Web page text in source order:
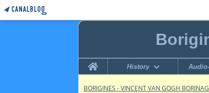
Home
History
BORIGINES - VINCENT VAN GOGH